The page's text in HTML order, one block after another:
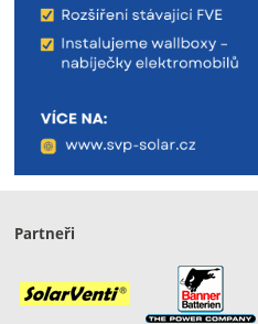
Partneři